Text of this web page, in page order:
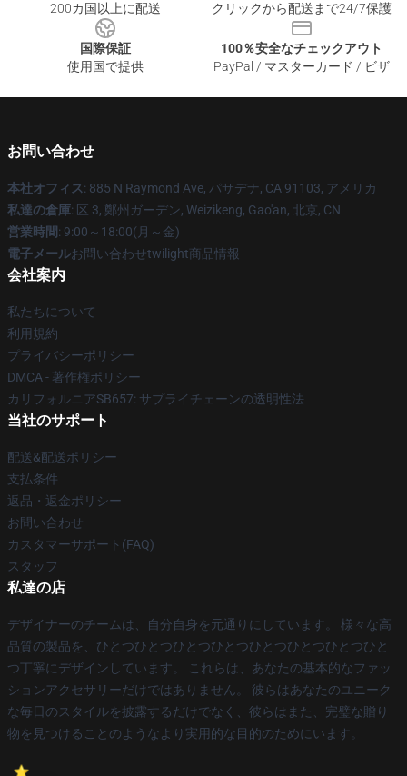
200カ国以上に配送
クリックから配送まで24/7保護
国際保証
使用国で提供
100％安全なチェックアウト
PayPal / マスターカード / ビザ
お問い合わせ
本社オフィス: 885 N Raymond Ave, パサデナ, CA 91103, アメリカ
私達の倉庫: 区 3, 鄭州ガーデン, Weizikeng, Gao'an, 北京, CN
営業時間: 9:00～18:00(月～金)
電子メールお問い合わせtwilight商品情報
会社案内
私たちについて
利用規約
プライバシーポリシー
DMCA - 著作権ポリシー
カリフォルニアSB657: サプライチェーンの透明性法
当社のサポート
配送&配送ポリシー
支払条件
返品・返金ポリシー
お問い合わせ
カスタマーサポート(FAQ)
スタッフ
私達の店
デザイナーのチームは、自分自身を元通りにしています。 様々な高
品質の製品を、ひとつひとつひとつひとつひとつひとつひとつひと
つ丁寧にデザインしています。 これらは、あなたの基本的なファッ
ションアクセサリーだけではありません。 彼らはあなたのユニーク
な毎日のスタイルを披露するだけでなく、彼らはまた、完璧な贈り
物を見つけることのようなより実用的な目的のためにいます。